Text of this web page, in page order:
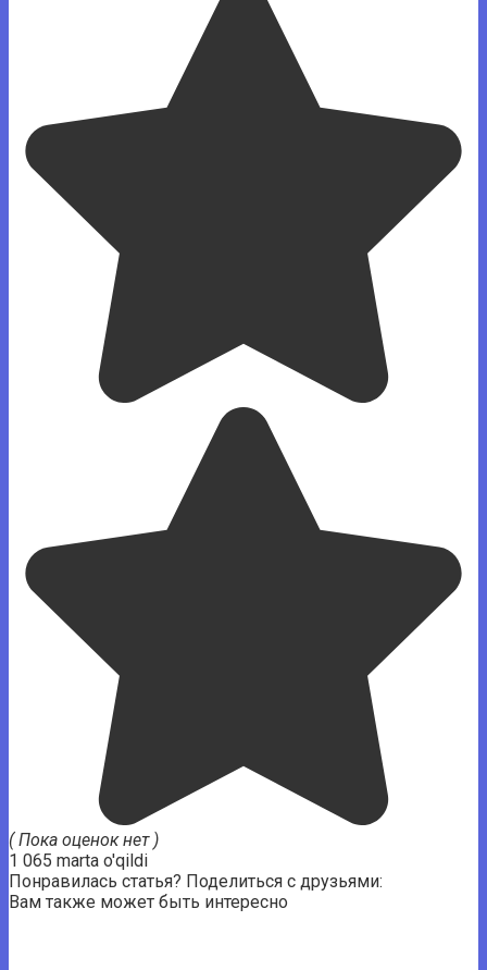
( Пока оценок нет )
1 065 marta o'qildi
Понравилась статья? Поделиться с друзьями:
Вам также может быть интересно